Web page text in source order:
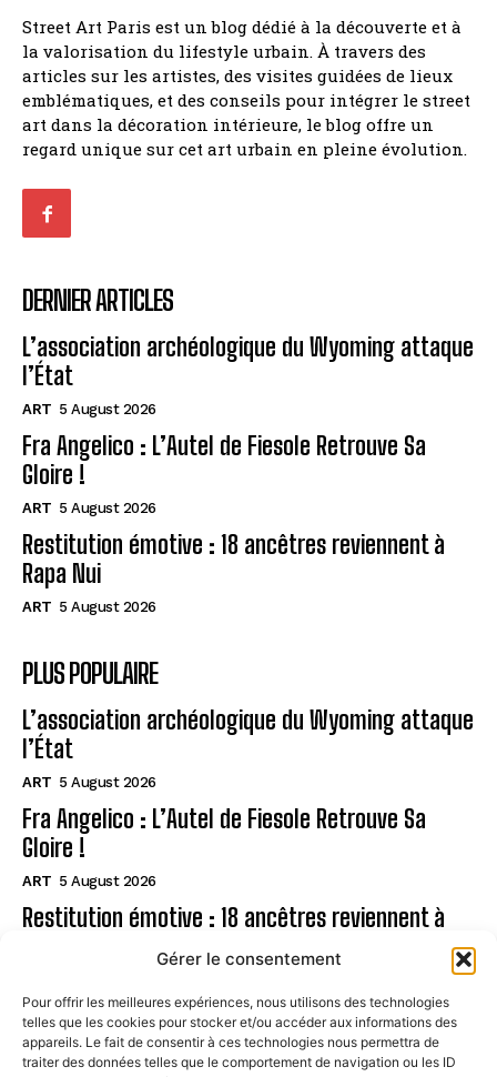
Gérer le consentement
Pour offrir les meilleures expériences, nous utilisons des technologies
telles que les cookies pour stocker et/ou accéder aux informations des
appareils. Le fait de consentir à ces technologies nous permettra de
traiter des données telles que le comportement de navigation ou les ID
Street Art Paris est un blog dédié à la découverte et à
la valorisation du lifestyle urbain. À travers des
articles sur les artistes, des visites guidées de lieux
emblématiques, et des conseils pour intégrer le street
art dans la décoration intérieure, le blog offre un
regard unique sur cet art urbain en pleine évolution.
DERNIER ARTICLES
L’association archéologique du Wyoming attaque
l’État
ART 5 August 2026
Fra Angelico : L’Autel de Fiesole Retrouve Sa
Gloire !
ART 5 August 2026
Restitution émotive : 18 ancêtres reviennent à
Rapa Nui
ART 5 August 2026
PLUS POPULAIRE
L’association archéologique du Wyoming attaque
l’État
ART 5 August 2026
Fra Angelico : L’Autel de Fiesole Retrouve Sa
Gloire !
ART 5 August 2026
Restitution émotive : 18 ancêtres reviennent à
Page